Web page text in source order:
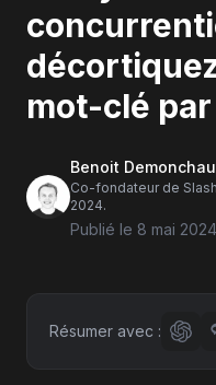
mot-clé
Benoit
Co-fondateur de
2024.
Publié le 8 mai 2024
Résumer avec :